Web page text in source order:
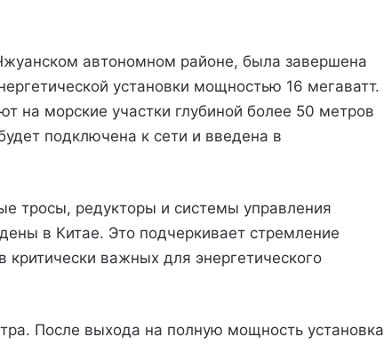
автономном районе, была завершена
установки мощностью 16 мегаватт.
на морские участки глубиной более 50 метров
подключена к сети и введена в
тросы, редукторы и системы управления
в Китае. Это подчеркивает стремление
важных для энергетического
После выхода на полную мощность установка